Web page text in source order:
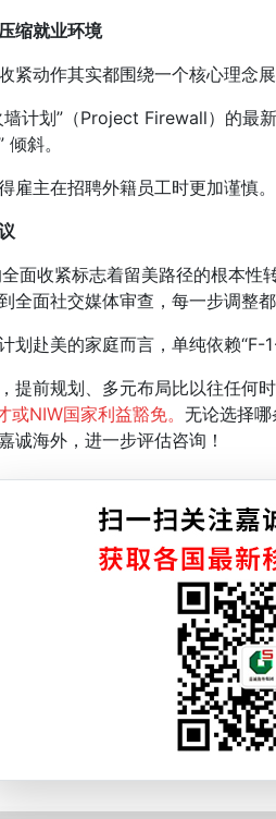
缩就业环境
动作其实都围绕一个核心理念
划”（Project Firewall）的最新
斜。
主在招聘外籍员工时更加谨慎。
收紧标志着留美路径的根本性
全面社交媒体审查，每一步调整
赴美的家庭而言，单纯依赖“F-
前规划、多元布局比以往任何
NIW国家利益豁免。 无论选择
诚海外，进一步评估咨询！